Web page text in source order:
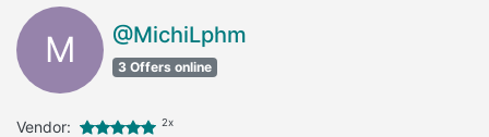
M @MichiLphm
3 Offers online
Vendor: 2x